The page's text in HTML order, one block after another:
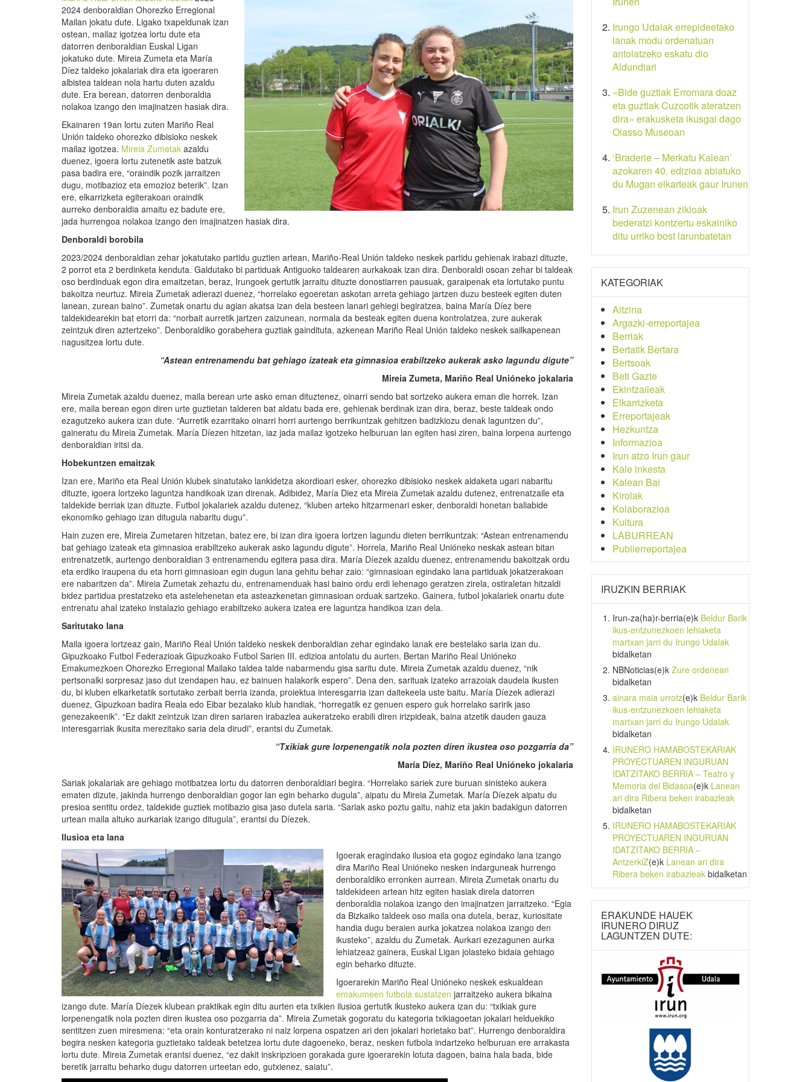
2024 denboraldian Ohorezko Erregional
Mailan jokatu dute. Ligako txapeldunak izan
ostean, mailaz igotzea lortu dute eta
datorren denboraldian Euskal Ligan
jokatuko dute. Mireia Zumeta eta María
Díez taldeko jokalariak dira eta igoeraren
albistea taldean nola hartu duten azaldu
dute. Era berean, datorren denboraldia
nolakoa izango den imajinatzen hasiak dira.
Ekainaren 19an lortu zuten Mariño Real
Unión taldeko ohorezko dibisioko neskek
mailaz igotzea. Mireia Zumetak azaldu
duenez, igoera lortu zutenetik aste batzuk
pasa badira ere, “oraindik pozik jarraitzen
dugu, motibazioz eta emozioz beterik”. Izan
ere, elkarrizketa egiterakoan oraindik
aurreko denboraldia amaitu ez badute ere,
jada hurrengoa nolakoa izango den imajinatzen hasiak dira.
Denboraldi borobila
2023/2024 denboraldian zehar jokatutako partidu guztien artean, Mariño-Real Unión taldeko neskek partidu gehienak irabazi dituzte,
2 porrot eta 2 berdinketa kenduta. Galdutako bi partiduak Antiguoko taldearen aurkakoak izan dira. Denboraldi osoan zehar bi taldeak
oso berdinduak egon dira emaitzetan, beraz, Irungoek gertutik jarraitu dituzte donostiarren pausuak, garaipenak eta lortutako puntu
bakoitza neurtuz. Mireia Zumetak adierazi duenez, “horrelako egoeretan askotan arreta gehiago jartzen duzu besteek egiten duten
lanean, zurean baino”. Zumetak onartu du agian akatsa izan dela besteen lanari gehiegi begiratzea, baina María Díez bere
taldekidearekin bat etorri da: “norbait aurretik jartzen zaizunean, normala da besteak egiten duena kontrolatzea, zure aukerak
zeintzuk diren aztertzeko”. Denboraldiko gorabehera guztiak gaindituta, azkenean Mariño Real Unión taldeko neskek sailkapenean
nagusitzea lortu dute.
“Astean entrenamendu bat gehiago izateak eta gimnasioa erabiltzeko aukerak asko lagundu digute”
Mireia Zumeta, Mariño Real Unióneko jokalaria
Mireia Zumetak azaldu duenez, maila berean urte asko eman dituztenez, oinarri sendo bat sortzeko aukera eman die horrek. Izan
ere, maila berean egon diren urte guztietan talderen bat aldatu bada ere, gehienak berdinak izan dira, beraz, beste taldeak ondo
ezagutzeko aukera izan dute. “Aurretik ezarritako oinarri horri aurtengo berrikuntzak gehitzen badizkiozu denak laguntzen du”,
gaineratu du Mireia Zumetak. María Díezen hitzetan, iaz jada mailaz igotzeko helburuan lan egiten hasi ziren, baina lorpena aurtengo
denboraldian iritsi da.
Hobekuntzen emaitzak
Izan ere, Mariño eta Real Unión klubek sinatutako lankidetza akordioari esker, ohorezko dibisioko neskek aldaketa ugari nabaritu
dituzte, igoera lortzeko laguntza handikoak izan direnak. Adibidez, María Diez eta Mireia Zumetak azaldu dutenez, entrenatzaile eta
taldekide berriak izan dituzte. Futbol jokalariek azaldu dutenez, “kluben arteko hitzarmenari esker, denboraldi honetan baliabide
ekonomiko gehiago izan ditugula nabaritu dugu”.
Hain zuzen ere, Mireia Zumetaren hitzetan, batez ere, bi izan dira igoera lortzen lagundu dieten berrikuntzak: “Astean entrenamendu
bat gehiago izateak eta gimnasioa erabiltzeko aukerak asko lagundu digute”. Horrela, Mariño Real Unióneko neskak astean bitan
entrenatzetik, aurtengo denboraldian 3 entrenamendu egitera pasa dira. María Díezek azaldu duenez, entrenamendu bakoitzak ordu
eta erdiko iraupena du eta horri gimnasioan egin dugun lana gehitu behar zaio: “gimnasioan egindako lana partiduak jokatzerakoan
ere nabaritzen da”. Mireia Zumetak zehaztu du, entrenamenduak hasi baino ordu erdi lehenago geratzen zirela, ostiraletan hitzaldi
bidez partidua prestatzeko eta astelehenetan eta asteazkenetan gimnasioan orduak sartzeko. Gainera, futbol jokalariek onartu dute
entrenatu ahal izateko instalazio gehiago erabiltzeko aukera izatea ere laguntza handikoa izan dela.
Saritutako lana
Maila igoera lortzeaz gain, Mariño Real Unión taldeko neskek denboraldian zehar egindako lanak ere bestelako saria izan du.
Gipuzkoako Futbol Federazioak Gipuzkoako Futbol Sarien III. edizioa antolatu du aurten. Bertan Mariño Real Unióneko
Emakumezkoen Ohorezko Erregional Mailako taldea talde nabarmendu gisa saritu dute. Mireia Zumetak azaldu duenez, “nik
pertsonalki sorpresaz jaso dut izendapen hau, ez bainuen halakorik espero”. Dena den, sarituak izateko arrazoiak daudela ikusten
du, bi kluben elkarketatik sortutako zerbait berria izanda, proiektua interesgarria izan daitekeela uste baitu. María Díezek adierazi
duenez, Gipuzkoan badira Reala edo Eibar bezalako klub handiak, “horregatik ez genuen espero guk horrelako saririk jaso
genezakeenik”. “Ez dakit zeintzuk izan diren sariaren irabazlea aukeratzeko erabili diren irizpideak, baina atzetik dauden gauza
interesgarriak ikusita merezitako saria dela dirudi”, erantsi du Zumetak.
“Txikiak gure lorpenengatik nola pozten diren ikustea oso pozgarria da”
María Díez, Mariño Real Unióneko jokalaria
Sariak jokalariak are gehiago motibatzea lortu du datorren denboraldiari begira. “Horrelako sariek zure buruan sinisteko aukera
ematen dizute, jakinda hurrengo denboraldian gogor lan egin beharko dugula”, aipatu du Mireia Zumetak. María Díezek aipatu du
presioa sentitu ordez, taldekide guztiek motibazio gisa jaso dutela saria. “Sariak asko poztu gaitu, nahiz eta jakin badakigun datorren
urtean maila altuko aurkariak izango ditugula”, erantsi du Díezek.
Ilusioa eta lana
Igoerak eragindako ilusioa eta gogoz egindako lana izango
dira Mariño Real Unióneko nesken indarguneak hurrengo
denboraldiko erronken aurrean. Mireia Zumetak onartu du
taldekideen artean hitz egiten hasiak direla datorren
denboraldia nolakoa izango den imajinatzen jarraitzeko. “Egia
da Bizkaiko taldeek oso maila ona dutela, beraz, kuriositate
handia dugu beraien aurka jokatzea nolakoa izango den
ikusteko”, azaldu du Zumetak. Aurkari ezezagunen aurka
lehiatzeaz gainera, Euskal Ligan jolasteko bidaia gehiago
egin beharko dituzte.
Igoerarekin Mariño Real Unióneko neskek eskualdean
emakumeen futbola sustatzen jarraitzeko aukera bikaina
izango dute. María Díezek klubean praktikak egin ditu aurten eta txikien ilusioa gertutik ikusteko aukera izan du: “txikiak gure
lorpenengatik nola pozten diren ikustea oso pozgarria da”. Mireia Zumetak gogoratu du kategoria txikiagoetan jokalari helduekiko
sentitzen zuen miresmena: “eta orain konturatzerako ni naiz lorpena ospatzen ari den jokalari horietako bat”. Hurrengo denboraldira
begira nesken kategoria guztietako taldeak betetzea lortu dute dagoeneko, beraz, nesken futbola indartzeko helburuan ere arrakasta
lortu dute. Mireia Zumetak erantsi duenez, “ez dakit inskripzioen gorakada gure igoerarekin lotuta dagoen, baina hala bada, bide
beretik jarraitu beharko dugu datorren urteetan edo, gutxienez, saiatu”.
Irungo Udalak errepideetako
lanak modu ordenatuan
antolatzeko eskatu dio
Aldundiari
«Bide guztiak Erromara doaz
eta guztiak Cuzcotik ateratzen
dira» erakusketa ikusgai dago
Oiasso Museoan
‘Braderie – Merkatu Kalean’
azokaren 40. edizioa abiatuko
du Mugan elkarteak gaur Irunen
Irun Zuzenean zikloak
bederatzi kontzertu eskainiko
ditu urriko bost larunbatetan
KATEGORIAK
Aitzina
Argazki-erreportajea
Berriak
Bertatik Bertara
Bertsoak
Beti Gazte
Ekintzaileak
Elkarrizketa
Erreportajeak
Hezkuntza
Informazioa
Irun atzo Irun gaur
Kale inkesta
Kalean Bai
Kirolak
Kolaborazioa
Kultura
LABURREAN
Publierreportajea
IRUZKIN BERRIAK
Irun-za(ha)r-berria(e)k Beldur Barik
ikus-entzunezkoen lehiaketa
martxan jarri du Irungo Udalak
bidalketan
NBNoticias(e)k Zure ordenean
bidalketan
ainara maia urrotz(e)k Beldur Barik
ikus-entzunezkoen lehiaketa
martxan jarri du Irungo Udalak
bidalketan
IRUNERO HAMABOSTEKARIAK
PROYECTUAREN INGURUAN
IDATZITAKO BERRIA – Teatro y
Memoria del Bidasoa(e)k Lanean
ari dira Ribera beken irabazleak
bidalketan
IRUNERO HAMABOSTEKARIAK
PROYECTUAREN INGURUAN
IDATZITAKO BERRIA –
AntzerkiZ(e)k Lanean ari dira
Ribera beken irabazleakbidalketan
ERAKUNDE HAUEK
IRUNERO DIRUZ
LAGUNTZEN DUTE: